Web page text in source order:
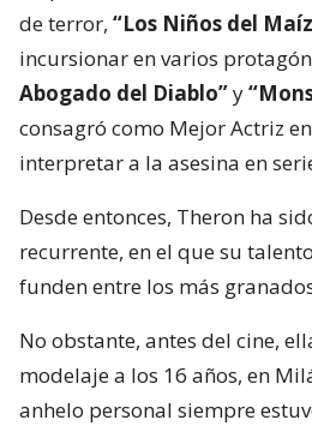
de terror, “Los Niños del
incursionar en varios
Abogado del Diablo”y
consagró como Mejor Actriz
interpretar a la asesina en
Desde entonces, Theron ha
recurrente, en el que su
funden entre los más
No obstante, antes del cine,
modelaje a los 16 años, en
anhelo personal siempre